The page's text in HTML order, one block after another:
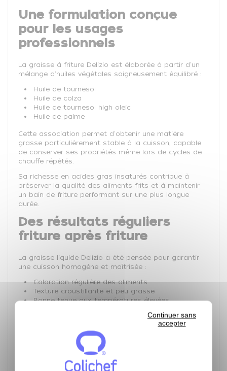
Continuer sans
accepter
Une formulation conçue
pour les usages
professionnels
La graisse à friture Delizio est élaborée à partir d'un
mélange d'huiles végétales soigneusement équilibré :
Huile de tournesol
Huile de colza
Huile de tournesol high oleic
Huile de palme
Cette association permet d'obtenir une matière
grasse particulièrement stable à la cuisson, capable
de conserver ses propriétés même lors de cycles de
chauffe répétés.
Sa richesse en acides gras insaturés contribue à
préserver la qualité des aliments frits et à maintenir
un bain de friture performant sur une plus longue
durée.
Des résultats réguliers
friture après friture
La graisse liquide Delizio a été pensée pour garantir
une cuisson homogène et maîtrisée :
Coloration régulière des aliments
Texture croustillante et peu grasse
Bonne tenue aux températures élevées
Qualité constante tout au long du service
Elle est particulièrement adaptée aux établissements
dont les friteuses fonctionnent de manière
discontinue, en permettant d'espacer les